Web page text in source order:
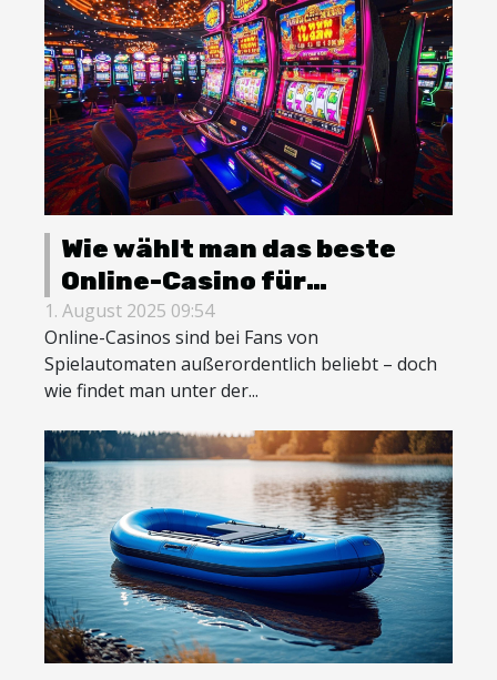
Wie wählt man das beste
Online-Casino für
Spielautomaten aus?
1. August 2025 09:54
Online-Casinos sind bei Fans von
Spielautomaten außerordentlich beliebt – doch
wie findet man unter der...